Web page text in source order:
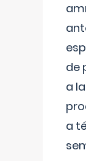
de
a
a